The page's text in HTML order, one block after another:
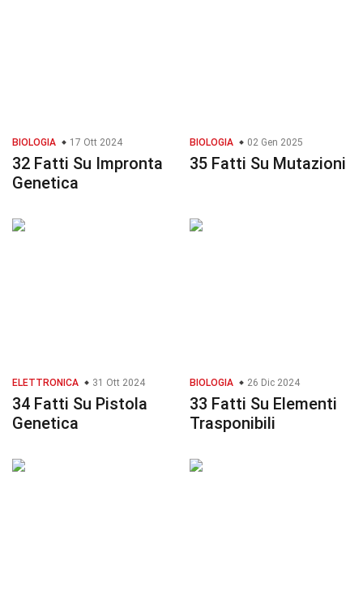
BIOLOGIA 17 Ott 2024
32 Fatti Su Impronta
Genetica
BIOLOGIA 02 Gen 2025
35 Fatti Su Mutazioni
ELETTRONICA 31 Ott 2024
34 Fatti Su Pistola
Genetica
BIOLOGIA 26 Dic 2024
33 Fatti Su Elementi
Trasponibili